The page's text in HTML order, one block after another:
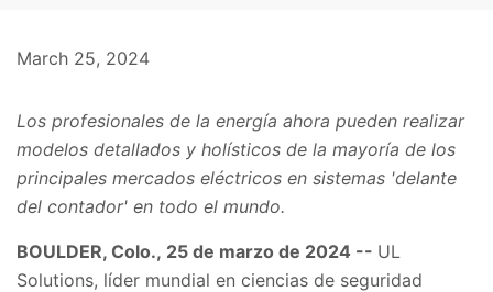
March 25, 2024
Los profesionales de la energía ahora pueden realizar
modelos detallados y holísticos de la mayoría de los
principales mercados eléctricos en sistemas 'delante
del contador' en todo el mundo.
BOULDER, Colo., 25 de marzo de 2024 -- UL
Solutions, líder mundial en ciencias de seguridad